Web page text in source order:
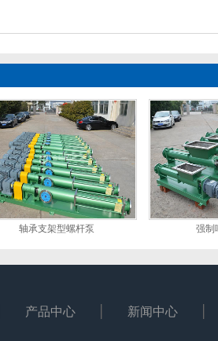
轴承支架型螺杆泵 强制
产品中心 新闻中心